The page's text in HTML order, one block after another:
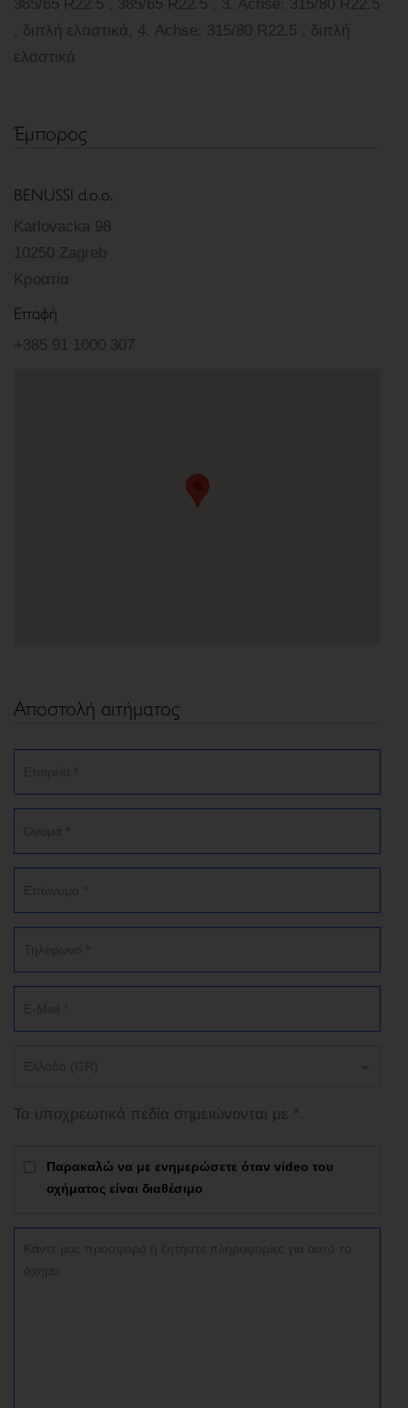
385/65 R22.5 , 385/65 R22.5 , 3. Achse: 315/80 R22.5
, διπλή ελαστικά, 4. Achse: 315/80 R22.5 , διπλή
ελαστικά
Έμπορος
BENUSSI d.o.o.
Karlovacka 98
10250 Zagreb
Κροατία
Επαφή
+385 91 1000 307
Αποστολή αιτήματος
Τα υποχρεωτικά πεδία σημειώνονται με *.
Παρακαλώ να με ενημερώσετε όταν video του
οχήματος είναι διαθέσιμο